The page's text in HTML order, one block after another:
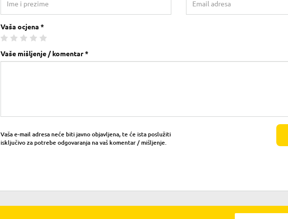
Vaša ocjena *
Vaše mišljenje / komentar *
Vaša e-mail adresa neće biti javno objavljena, te će ista poslužiti
isključivo za potrebe odgovaranja na vaš komentar / mišljenje.